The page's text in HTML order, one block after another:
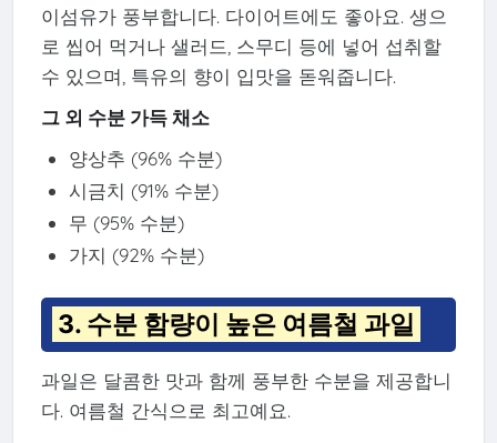
이섬유가 풍부합니다. 다이어트에도 좋아요. 생으
로 씹어 먹거나 샐러드, 스무디 등에 넣어 섭취할
수 있으며, 특유의 향이 입맛을 돋워줍니다.
그 외 수분 가득 채소
양상추 (96% 수분)
시금치 (91% 수분)
무 (95% 수분)
가지 (92% 수분)
3. 수분 함량이 높은 여름철 과일
과일은 달콤한 맛과 함께 풍부한 수분을 제공합니
다. 여름철 간식으로 최고예요.